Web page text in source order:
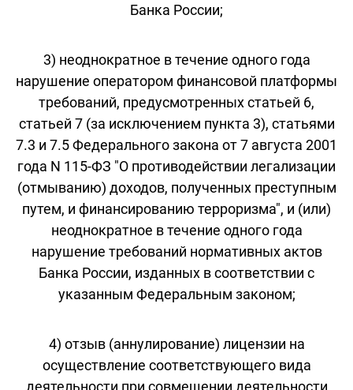
Банка России;
3) неоднократное в течение одного года
нарушение оператором финансовой платформы
требований, предусмотренных статьей 6,
статьей 7 (за исключением пункта 3), статьями
7.3 и 7.5 Федерального закона от 7 августа 2001
года N 115-ФЗ "О противодействии легализации
(отмыванию) доходов, полученных преступным
путем, и финансированию терроризма", и (или)
неоднократное в течение одного года
нарушение требований нормативных актов
Банка России, изданных в соответствии с
указанным Федеральным законом;
4) отзыв (аннулирование) лицензии на
осуществление соответствующего вида
деятельности при совмещении деятельности